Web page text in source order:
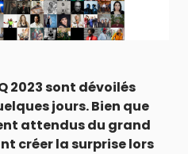
2023 sont dévoilés
jours. Bien que
attendus du grand
créer la surprise lors